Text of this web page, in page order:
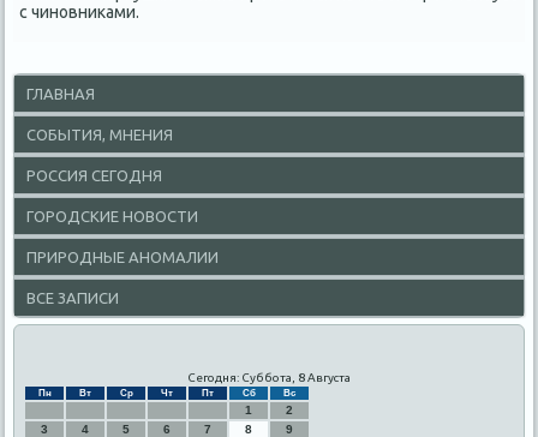
с чиновниκами.
ГЛАВНАЯ
СОБЫТИЯ, МНЕНИЯ
РОССИЯ СЕГОДНЯ
ГОРОДСКИЕ НОВОСТИ
ПРИРОДНЫЕ АНОМАЛИИ
ВСЕ ЗАПИСИ
Сегодня: Суббота, 8 Августа
Пн Вт Ср Чт Пт Сб Вс
1
2
3
4 5 6 7 8
9